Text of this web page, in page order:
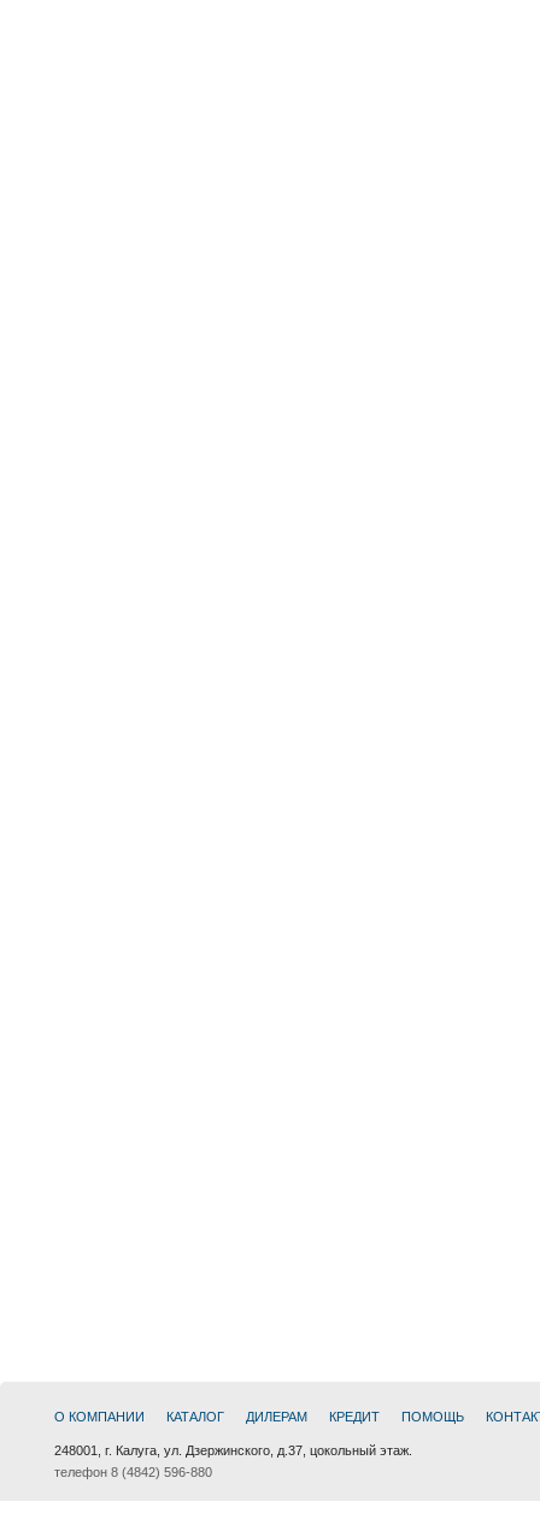
О КОМПАНИИ КАТАЛОГ ДИЛЕРАМ КРЕДИТ ПОМОЩЬ
248001, г. Калуга, ул. Дзержинского, д.37, цокольный этаж.
телефон 8 (4842) 596-880